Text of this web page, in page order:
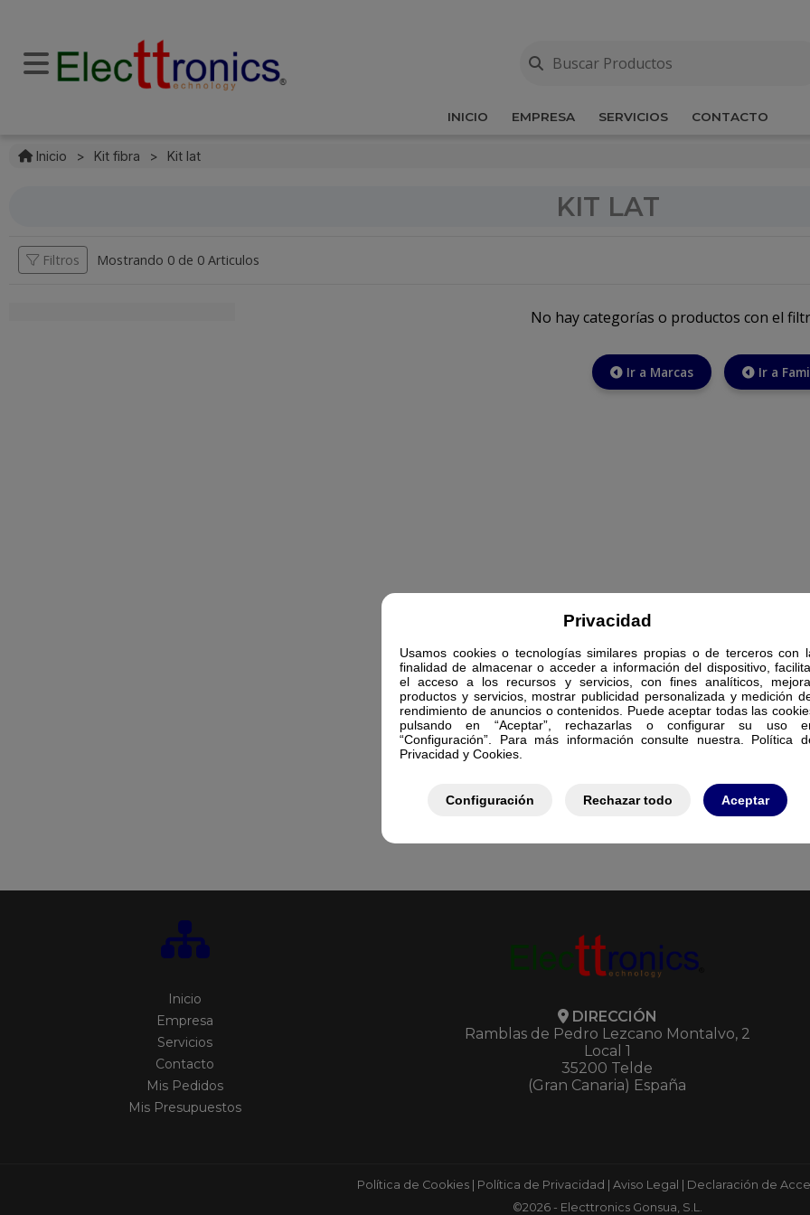
Privacidad
Usamos cookies o tecnologías similares propias o de terceros con
finalidad de almacenar o acceder a información del dispositivo,
el acceso a los recursos y servicios, con fines analíticos,
productos y servicios, mostrar publicidad personalizada y medición
rendimiento de anuncios o contenidos. Puede aceptar todas las
pulsando en “Aceptar”, rechazarlas o configurar su uso
“Configuración”. Para más información consulte nuestra. Política
Privacidad y Cookies.
Configuración Rechazar todo Aceptar
INICIO EMPRESA SERVICIOS CONTACTO
Inicio > Kit fibra > Kit lat
KIT LAT
Filtros Mostrando 0 de 0 Articulos
No hay categorías o productos con el
Ir a Marcas Ir a
Inicio
Empresa
Servicios
Contacto
Mis Pedidos
Mis Presupuestos
DIRECCIÓN
Ramblas de Pedro Lezcano Montalvo, 2
Local 1
35200 Telde
(Gran Canaria) España
Política de Cookies| Política de Privacidad Aviso Legal
Declaración de
©2026 - Electtronics Gonsua, S.L.